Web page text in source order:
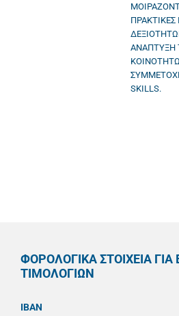
ΑΝΑΠΤΥΞΗ
SKILLS.
ΦΟΡΟΛΟΓΙΚΑ ΣΤΟΙΧΕΙΑ
ΤΙΜΟΛΟΓΙΩΝ
IBAN